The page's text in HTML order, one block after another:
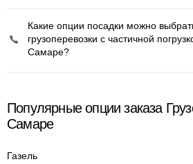
Какие опции посадки можно
грузоперевозки с частичной
Самаре?
Популярные опции заказа
Самаре
Газель